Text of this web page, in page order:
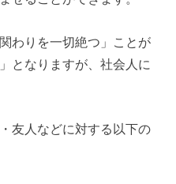
わりを一切絶つ」ことが
となりますが、社会人に
友人などに対する以下の